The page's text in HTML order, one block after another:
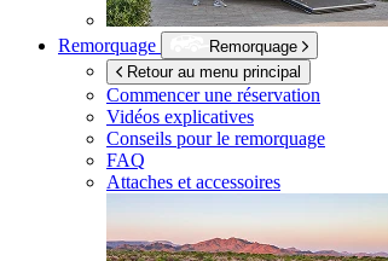
Remorquage
Remorquage
Retour au menu principal
Commencer une réservation
Vidéos explicatives
Conseils pour le remorquage
FAQ
Attaches et accessoires